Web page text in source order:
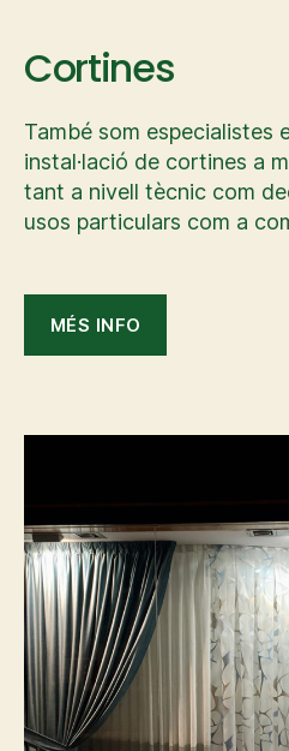
Cortines
També som especialistes
instal·lació de cortines a
tant a nivell tècnic com
usos particulars com a
MÉS INFO